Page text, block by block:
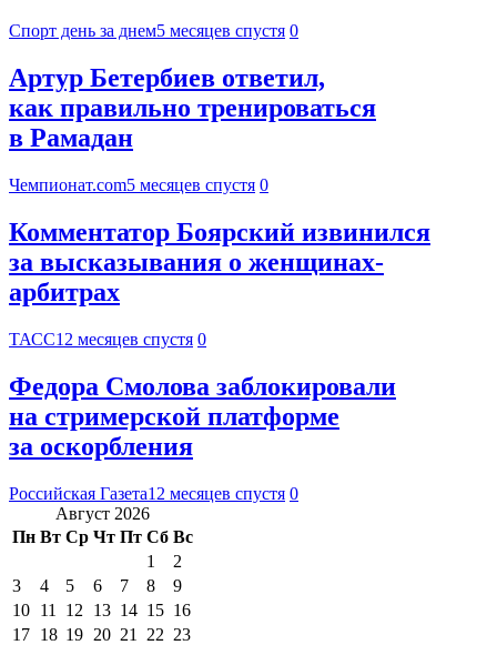
Спорт день за днем5 месяцев спустя 0
Артур Бетербиев ответил,
как правильно тренироваться
в Рамадан
Чемпионат.com5 месяцев спустя 0
Комментатор Боярский извинился
за высказывания о женщинах-
арбитрах
ТАСС12 месяцев спустя 0
Федора Смолова заблокировали
на стримерской платформе
за оскорбления
Российская Газета12 месяцев спустя 0
Август 2026
Пн Вт Ср Чт Пт Сб Вс
1
2
3
4 5 6 7 8
9
10 11 12 13 14 15 16
17 18 19 20 21 22 23